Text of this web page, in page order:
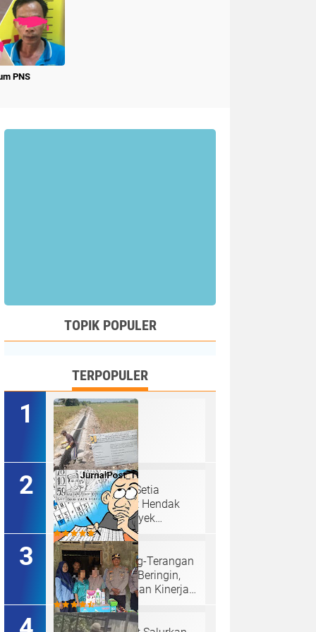
PNS
TOPIK POPULER
TERPOPULER
Ketua P3A Tirta Setia
Menghindar Saat Hendak
Dikonfirmasi, Proyek
Pembangunan Irigasi Diduga
Mark Up
Judi Togel Terang-Terangan
Di Lubuk Pakam Beringin,
Warga Pertanyakan Kinerja
Polresta Deli Serdang